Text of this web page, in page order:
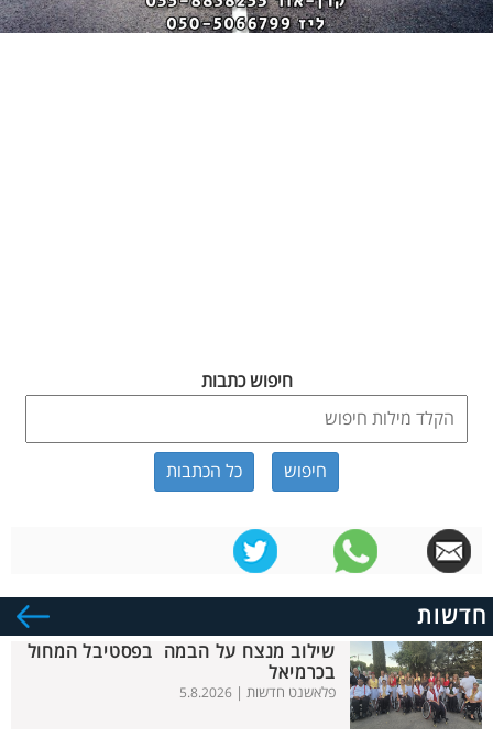
חיפוש כתבות
כל הכתבות
חדשות
שילוב מנצח על הבמה בפסטיבל המחול
בכרמיאל
פלאשנט חדשות | 5.8.2026